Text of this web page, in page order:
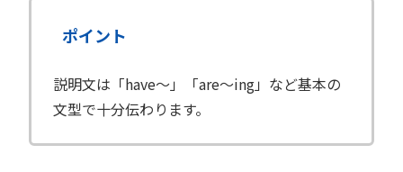
ポイント
説明文は「have〜」「are〜ing」など基本の
文型で十分伝わります。